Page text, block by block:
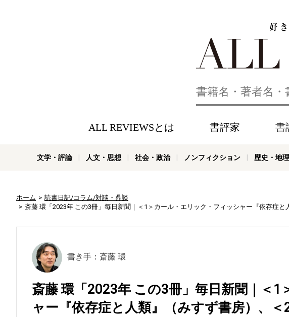
ALL REVIEWSとは 書評家 書
文学・評論 人文・思想 社会・政治 ノンフィクション 歴史・地理
ホーム
読書日記/コラム/対談・鼎談
斎藤 環「2023年 この3冊」毎日新聞｜＜1＞カール・エリック・フィッシャー『依存症
書き手：斎藤 環
斎藤 環「2023年 この3冊」毎日新聞｜＜
ャー『依存症と人類』（みすず書房）、＜